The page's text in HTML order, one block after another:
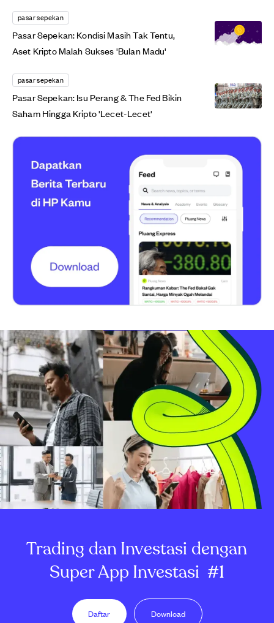
pasar sepekan
Pasar Sepekan: Kondisi Masih Tak Tentu,
Aset Kripto Malah Sukses 'Bulan Madu'
pasar sepekan
Pasar Sepekan: Isu Perang & The Fed Bikin
Saham Hingga Kripto 'Lecet-Lecet'
Trading dan Investasi dengan
Super App Investasi #1
Daftar Download